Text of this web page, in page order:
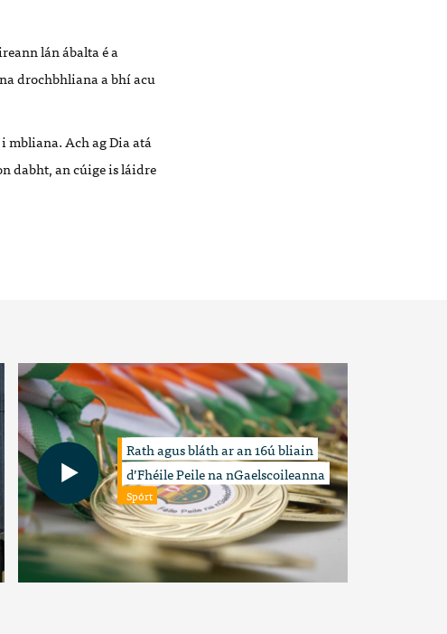
lán ábalta é a
drochbhliana a bhí acu
mbliana. Ach ag Dia atá
dabht, an cúige is láidre
Rath agus bláth ar an 16ú bliain
d’Fhéile Peile na nGaelscoileanna
Spórt